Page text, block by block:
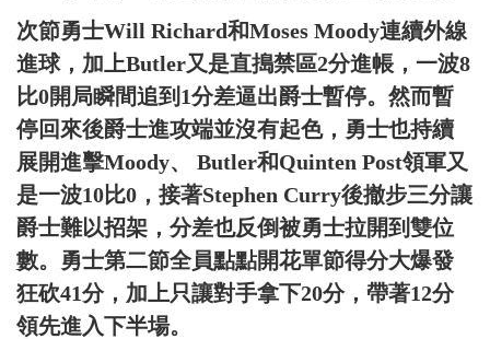
次節勇士Will Richard和Moses Moody連續外線
進球，加上Butler又是直搗禁區2分進帳，一波8
比0開局瞬間追到1分差逼出爵士暫停。然而暫
停回來後爵士進攻端並沒有起色，勇士也持續
展開進擊Moody、 Butler和Quinten Post領軍又
是一波10比0，接著Stephen Curry後撤步三分讓
爵士難以招架，分差也反倒被勇士拉開到雙位
數。勇士第二節全員點點開花單節得分大爆發
狂砍41分，加上只讓對手拿下20分，帶著12分
領先進入下半場。